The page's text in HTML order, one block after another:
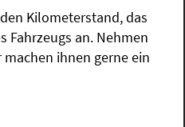
Kilometerstand, das
Fahrzeugs an. Nehmen
machen ihnen gerne ein